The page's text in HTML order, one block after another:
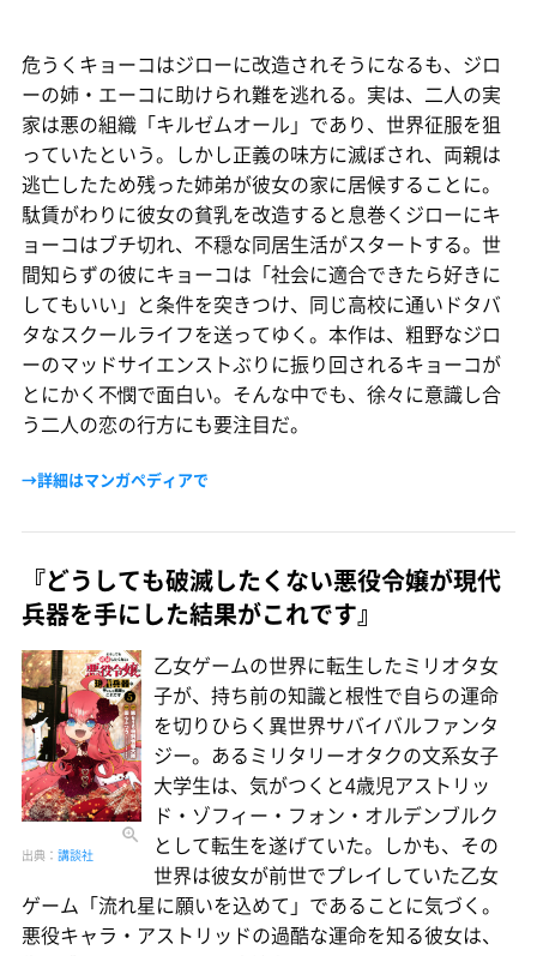
危うくキョーコはジローに改造されそうになるも、ジロ
ーの姉・エーコに助けられ難を逃れる。実は、二人の実
家は悪の組織「キルゼムオール」であり、世界征服を狙
っていたという。しかし正義の味方に滅ぼされ、両親は
逃亡したため残った姉弟が彼女の家に居候することに。
駄賃がわりに彼女の貧乳を改造すると息巻くジローにキ
ョーコはブチ切れ、不穏な同居生活がスタートする。世
間知らずの彼にキョーコは「社会に適合できたら好きに
してもいい」と条件を突きつけ、同じ高校に通いドタバ
タなスクールライフを送ってゆく。本作は、粗野なジロ
ーのマッドサイエンストぶりに振り回されるキョーコが
とにかく不憫で面白い。そんな中でも、徐々に意識し合
う二人の恋の行方にも要注目だ。
→詳細はマンガペディアで
『どうしても破滅したくない悪役令嬢が現代
兵器を手にした結果がこれです』
出典： 講談社
乙女ゲームの世界に転生したミリオタ女
子が、持ち前の知識と根性で自らの運命
を切りひらく異世界サバイバルファンタ
ジー。あるミリタリーオタクの文系女子
大学生は、気がつくと4歳児アストリッ
ド・ゾフィー・フォン・オルデンブルク
として転生を遂げていた。しかも、その
世界は彼女が前世でプレイしていた乙女
ゲーム「流れ星に願いを込めて」であることに気づく。
悪役キャラ・アストリッドの過酷な運命を知る彼女は、